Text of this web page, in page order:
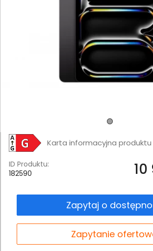
Karta informacyjna produktu
ID Produktu:
182590
10
Zapytaj o
Zapytanie